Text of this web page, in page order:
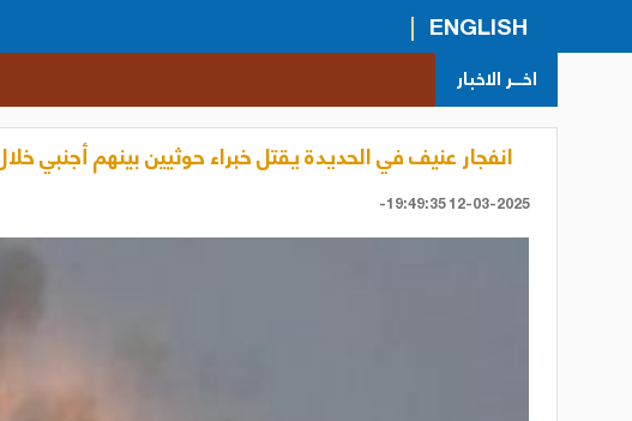
ENGLISH
اخــر الاخبار
انفجار عنيف في الحديدة يقتل خبراء حوثيين بينهم أجنبي
12-03-2025 19:49:35-